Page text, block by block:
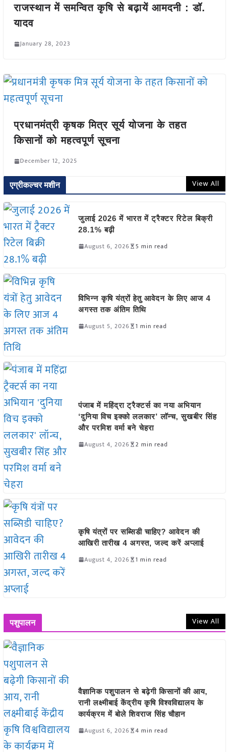
राजस्थान में समन्वित कृषि से बढ़ायें आमदनी : डॉ.
यादव
January 28, 2023
प्रधानमंत्री कृषक मित्र सूर्य योजना के तहत
किसानों को महत्वपूर्ण सूचना
December 12, 2025
एग्रीकल्चर मशीन View All
जुलाई 2026 में भारत में ट्रैक्टर रिटेल बिक्री
28.1% बढ़ी
August 6, 2026 5 min read
विभिन्न कृषि यंत्रों हेतु आवेदन के लिए आज 4
अगस्त तक अंतिम तिथि
August 5, 2026 1 min read
पंजाब में महिंद्रा ट्रैक्टर्स का नया अभियान
‘दुनिया विच इक्को ललकार’ लॉन्च, सुखबीर सिंह
और परमिश वर्मा बने चेहरा
August 4, 2026 2 min read
कृषि यंत्रों पर सब्सिडी चाहिए? आवेदन की
आखिरी तारीख 4 अगस्त, जल्द करें अप्लाई
August 4, 2026 1 min read
पशुपालन View All
वैज्ञानिक पशुपालन से बढ़ेगी किसानों की आय,
रानी लक्ष्मीबाई केंद्रीय कृषि विश्वविद्यालय के
कार्यक्रम में बोले शिवराज सिंह चौहान
August 6, 2026 4 min read